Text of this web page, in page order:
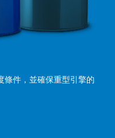
條件，並確保重型引擎的